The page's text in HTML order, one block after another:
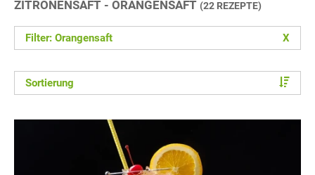
ZITRONENSAFT - ORANGENSAFT (22 REZEPTE)
Filter: Orangensaft X
Sortierung